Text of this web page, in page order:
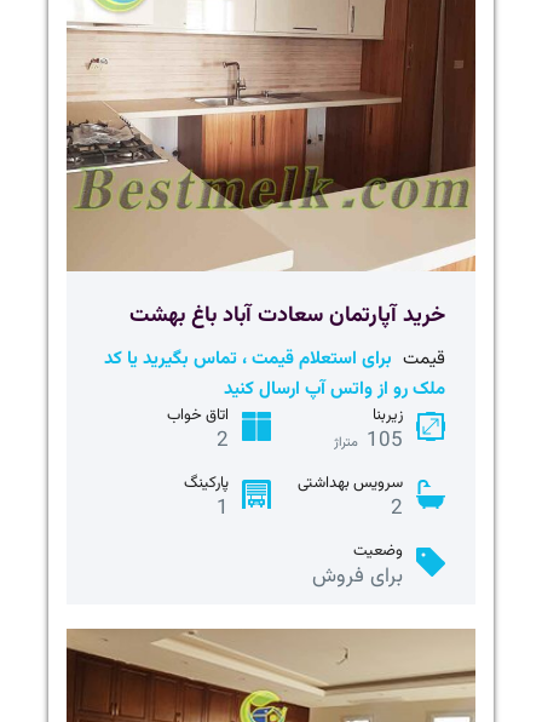
خرید آپارتمان سعادت آباد باغ بهشت
قیمت برای استعلام قیمت ، تماس بگیرید یا کد
ملک رو از واتس آپ ارسال کنید
زیربنا
105 متراژ
اتاق خواب
2
سرویس بهداشتی
2
پارکینگ
1
وضعیت
برای فروش